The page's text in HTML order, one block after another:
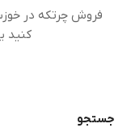
فروش چرتکه در
کنید
جستجو